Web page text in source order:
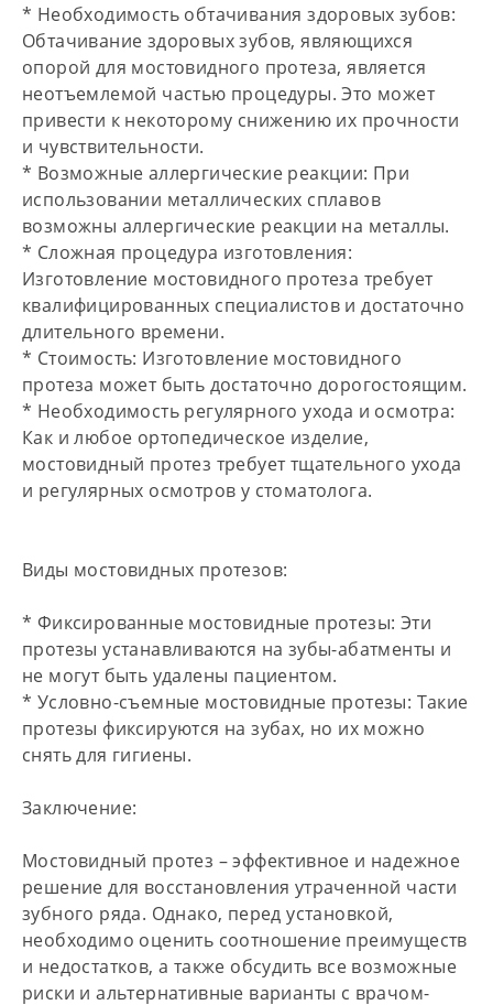
* Необходимость обтачивания здоровых зубов:
Обтачивание здоровых зубов, являющихся
опорой для мостовидного протеза, является
неотъемлемой частью процедуры. Это может
привести к некоторому снижению их прочности
и чувствительности.
* Возможные аллергические реакции: При
использовании металлических сплавов
возможны аллергические реакции на металлы.
* Сложная процедура изготовления:
Изготовление мостовидного протеза требует
квалифицированных специалистов и достаточно
длительного времени.
* Стоимость: Изготовление мостовидного
протеза может быть достаточно дорогостоящим.
* Необходимость регулярного ухода и осмотра:
Как и любое ортопедическое изделие,
мостовидный протез требует тщательного ухода
и регулярных осмотров у стоматолога.
Виды мостовидных протезов:
* Фиксированные мостовидные протезы: Эти
протезы устанавливаются на зубы-абатменты и
не могут быть удалены пациентом.
* Условно-съемные мостовидные протезы: Такие
протезы фиксируются на зубах, но их можно
снять для гигиены.
Заключение:
Мостовидный протез – эффективное и надежное
решение для восстановления утраченной части
зубного ряда. Однако, перед установкой,
необходимо оценить соотношение преимуществ
и недостатков, а также обсудить все возможные
риски и альтернативные варианты с врачом-